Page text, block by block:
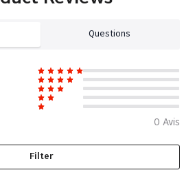
Questions
0 Avis
Filter